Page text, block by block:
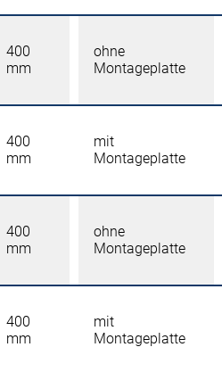
400
mm
ohne
Montageplatte
400
mm
mit
Montageplatte
400
mm
ohne
Montageplatte
400
mm
mit
Montageplatte